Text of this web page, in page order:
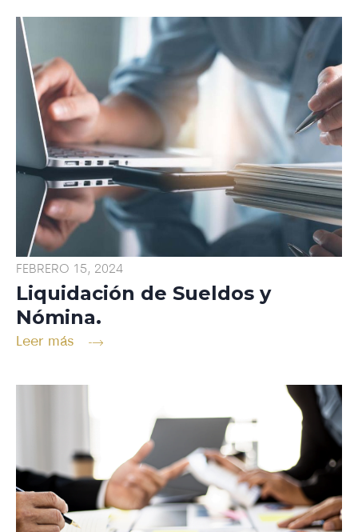
FEBRERO 15, 2024
Liquidación de Sueldos y
Nómina.
Leer más